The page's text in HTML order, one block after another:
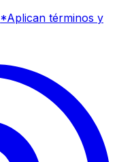
*Aplican términos y